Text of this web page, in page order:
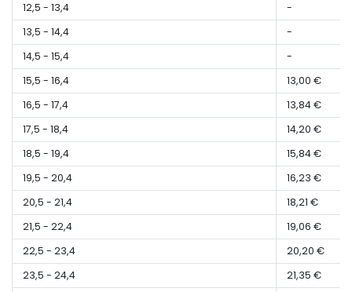
12,5 - 13,4
-
13,5 - 14,4
-
14,5 - 15,4
-
15,5 - 16,4
13,00 €
16,5 - 17,4
13,84 €
17,5 - 18,4
14,20 €
18,5 - 19,4
15,84 €
19,5 - 20,4
16,23 €
20,5 - 21,4
18,21 €
21,5 - 22,4
19,06 €
22,5 - 23,4
20,20 €
23,5 - 24,4
21,35 €